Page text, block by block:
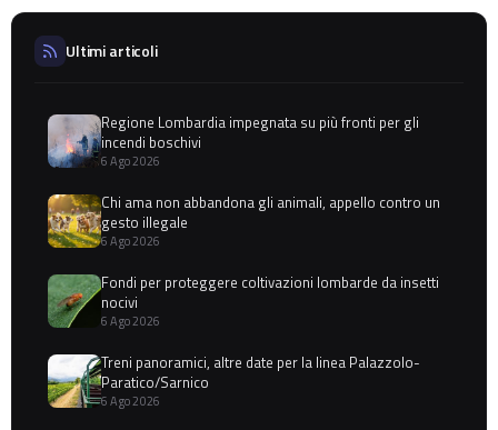
Ultimi articoli
Regione Lombardia impegnata su più fronti per gli
incendi boschivi
6 Ago 2026
Chi ama non abbandona gli animali, appello contro un
gesto illegale
6 Ago 2026
Fondi per proteggere coltivazioni lombarde da insetti
nocivi
6 Ago 2026
Treni panoramici, altre date per la linea Palazzolo-
Paratico/Sarnico
6 Ago 2026